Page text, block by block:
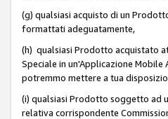
(g) qualsiasi acquisto di un
formattati adeguatamente,
(h) qualsiasi Prodotto acquistato
Speciale in un'Applicazione Mobile
potremmo mettere a tua
(i) qualsiasi Prodotto soggetto ad
relativa corrispondente